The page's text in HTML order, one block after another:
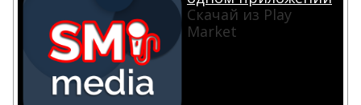
Скачай из Play
Market